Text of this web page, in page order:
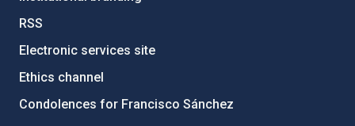
RSS
Electronic services site
Ethics channel
Condolences for Francisco Sánchez